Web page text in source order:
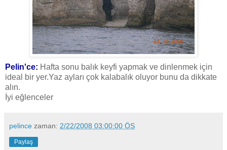
Pelin'ce: Hafta sonu balık keyfi yapmak ve dinlenmek için
ideal bir yer.Yaz ayları çok kalabalık oluyor bunu da dikkate
alın.
İyi eğlenceler
pelince zaman: 2/22/2008 03:00:00 ÖS
Paylaş